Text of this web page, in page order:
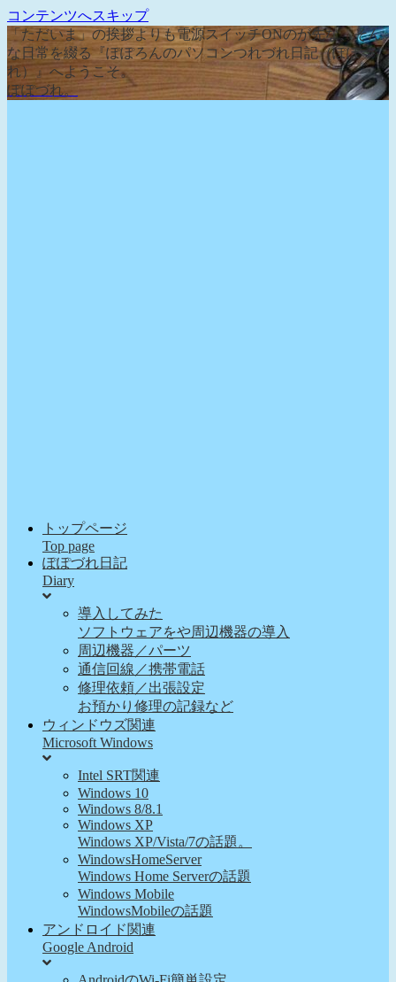
コンテンツへスキップ
「ただいま」の挨拶よりも電源スイッチONのが先な、そん
な日常を綴る『ぽぽろんのパソコンつれづれ日記（ぽぽづ
れ）』へようこそ。
ぽぽづれ。
トップページ
Top page
ぽぽづれ日記
Diary
導入してみた
ソフトウェアをや周辺機器の導入
周辺機器／パーツ
通信回線／携帯電話
修理依頼／出張設定
お預かり修理の記録など
ウィンドウズ関連
Microsoft Windows
Intel SRT関連
Windows 10
Windows 8/8.1
Windows XP
Windows XP/Vista/7の話題。
WindowsHomeServer
Windows Home Serverの話題
Windows Mobile
WindowsMobileの話題
アンドロイド関連
Google Android